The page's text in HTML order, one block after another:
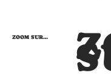
ZOOM SUR…